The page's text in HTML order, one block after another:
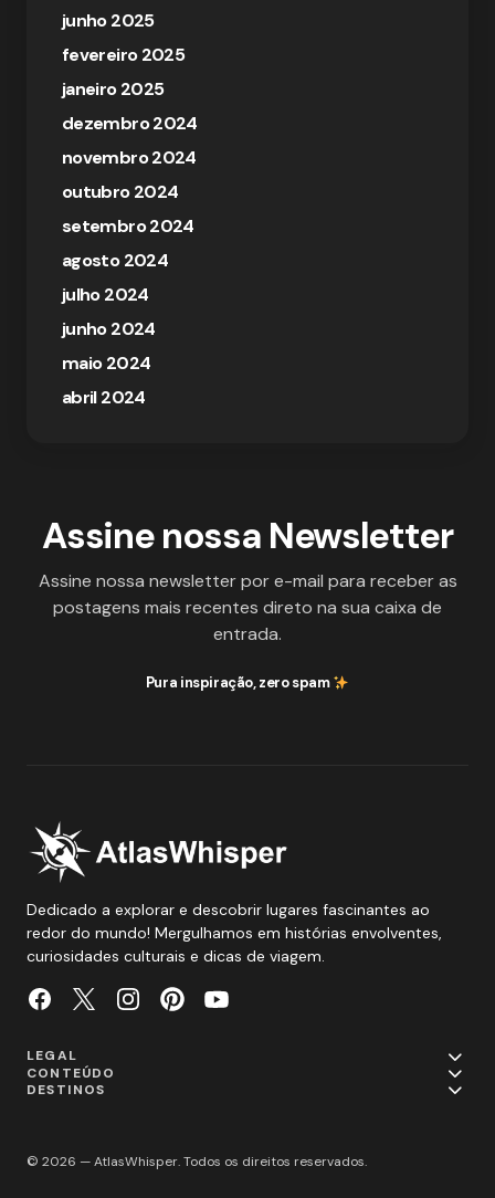
junho 2025
fevereiro 2025
janeiro 2025
dezembro 2024
novembro 2024
outubro 2024
setembro 2024
agosto 2024
julho 2024
junho 2024
maio 2024
abril 2024
Assine nossa Newsletter
Assine nossa newsletter por e-mail para receber as
postagens mais recentes direto na sua caixa de
entrada.
Pura inspiração, zero spam
Dedicado a explorar e descobrir lugares fascinantes ao
redor do mundo! Mergulhamos em histórias envolventes,
curiosidades culturais e dicas de viagem.
LEGAL
CONTEÚDO
DESTINOS
© 2026 — AtlasWhisper. Todos os direitos reservados.